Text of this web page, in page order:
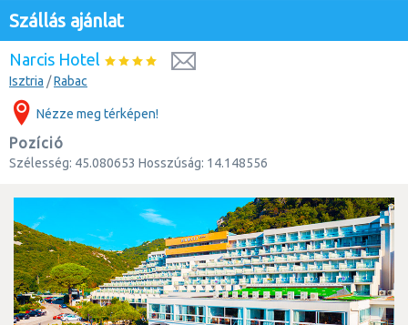
Szállás ajánlat
Narcis Hotel
Isztria /Rabac
Nézze meg térképen!
Pozíció
Szélesség: 45.080653 Hosszúság: 14.148556